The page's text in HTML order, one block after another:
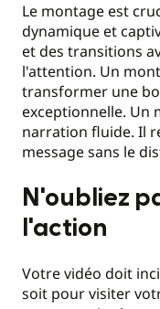
Le montage est
dynamique et
et des transitions
l'attention. Un
transformer une
exceptionnelle. Un
narration fluide. Il
message sans le
N'oubliez
l'action
Votre vidéo doit
soit pour visiter